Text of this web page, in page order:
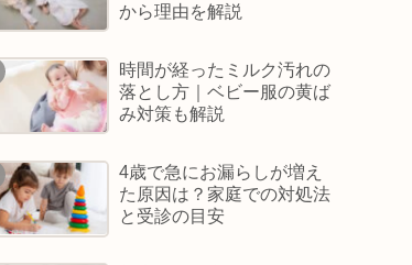
から理由を解説
時間が経ったミルク汚れの
落とし方｜ベビー服の黄ば
み対策も解説
4歳で急にお漏らしが増え
た原因は？家庭での対処法
と受診の目安